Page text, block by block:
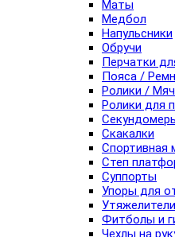
Маты
Медбол
Напульсники
Обручи
Перчатки
Пояса /
Ролики /
Ролики для
Скакалки
Спортивная
Степ
Суппорты
Упоры для
Утяжелители
Фитболы и
Чехлы на